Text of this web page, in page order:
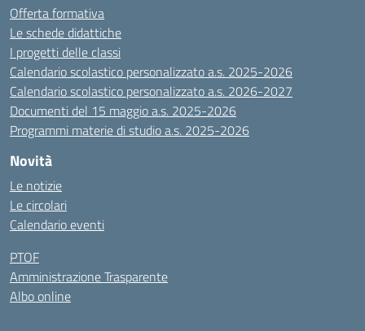
Offerta formativa
Le schede didattiche
I progetti delle classi
Calendario scolastico personalizzato a.s. 2025-2026
Calendario scolastico personalizzato a.s. 2026-2027
Documenti del 15 maggio a.s. 2025-2026
Programmi materie di studio a.s. 2025-2026
Novità
Le notizie
Le circolari
Calendario eventi
PTOF
Amministrazione Trasparente
Albo online